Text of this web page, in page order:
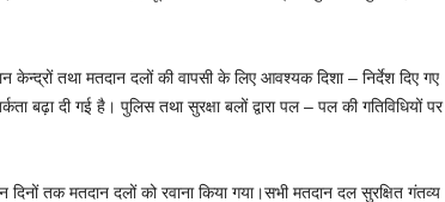
केन्द्रों तथा मतदान दलों की वापसी के लिए आवश्यक दिशा – निर्देश दिए गए
बढ़ा दी गई है। पुलिस तथा सुरक्षा बलों द्वारा पल – पल की गतिविधियों पर
तक मतदान दलों को रवाना किया गया।सभी मतदान दल सुरक्षित गंतव्य